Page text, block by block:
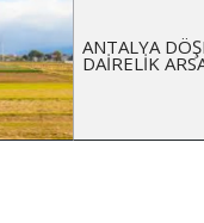
ANTALYA
DAİRELİK